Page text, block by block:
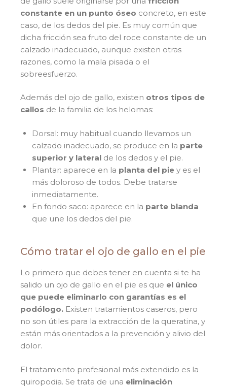
constante en un punto óseo concreto, en este
caso, de los dedos del pie. Es muy común que
dicha fricción sea fruto del roce constante de un
calzado inadecuado, aunque existen otras
razones, como la mala pisada o el
sobreesfuerzo.
Además del ojo de gallo, existen otros tipos de
callos de la familia de los helomas:
Dorsal: muy habitual cuando llevamos un
calzado inadecuado, se produce en la parte
superior y lateralde los dedos y el pie.
Plantar: aparece en la planta del piey es el
más doloroso de todos. Debe tratarse
inmediatamente.
En fondo saco: aparece en la parte blanda
que une los dedos del pie.
Cómo tratar el ojo de gallo en el pie
Lo primero que debes tener en cuenta si te ha
salido un ojo de gallo en el pie es que el único
que puede eliminarlo con garantías es el
podólogo. Existen tratamientos caseros, pero
no son útiles para la extracción de la queratina, y
están más orientados a la prevención y alivio del
dolor.
El tratamiento profesional más extendido es la
quiropodia. Se trata de una eliminación